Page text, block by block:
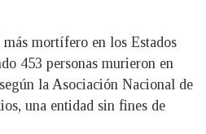
mortífero en los Estados
453 personas murieron en
la Asociación Nacional de
una entidad sin fines de